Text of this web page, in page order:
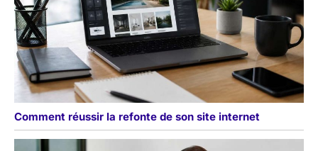
Comment réussir la refonte de son site internet